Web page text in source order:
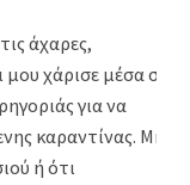
άχαρες,
χάρισε μέσα σε
για να
καραντίνας. Μη
ή ότι